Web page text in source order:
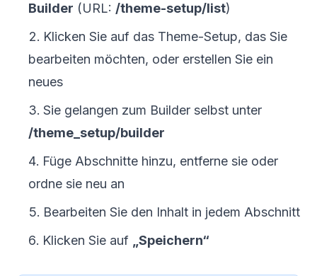
Builder (URL: /theme-setup/list)
Klicken Sie auf das Theme-Setup, das Sie
bearbeiten möchten, oder erstellen Sie ein
neues
Sie gelangen zum Builder selbst unter
/theme_setup/builder
Füge Abschnitte hinzu, entferne sie oder
ordne sie neu an
Bearbeiten Sie den Inhalt in jedem Abschnitt
Klicken Sie auf „Speichern“